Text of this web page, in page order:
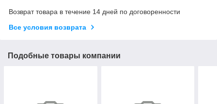
Возврат товара в течение 14 дней по договоренности
Все условия возврата
Подобные товары компании